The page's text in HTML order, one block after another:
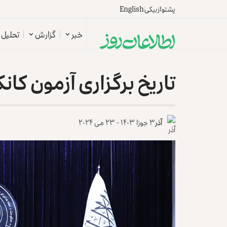
پشتوازبیکیEnglish
خبر گزارش تحلیل
تاریخ برگزاری آزمون
آذر۳ جوزا ۱۴۰۳ - ۲۳ می ۲۰۲۴